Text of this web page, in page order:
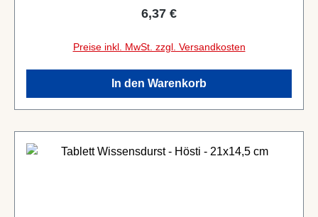
Regulärer Preis:
6,37 €
Preise inkl. MwSt. zzgl. Versandkosten
In den Warenkorb